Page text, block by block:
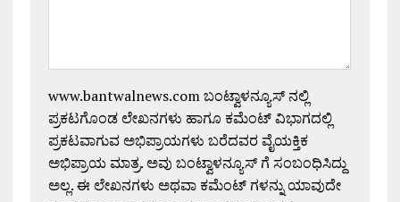
www.bantwalnews.com ಬಂಟ್ವಾಳನ್ಯೂಸ್ ನಲ್ಲಿ
ಪ್ರಕಟಗೊಂಡ ಲೇಖನಗಳು ಹಾಗೂ ಕಮೆಂಟ್ ವಿಭಾಗದಲ್ಲಿ
ಪ್ರಕಟವಾಗುವ ಅಭಿಪ್ರಾಯಗಳು ಬರೆದವರ ವೈಯಕ್ತಿಕ
ಅಭಿಪ್ರಾಯ ಮಾತ್ರ. ಅವು ಬಂಟ್ವಾಳನ್ಯೂಸ್ ಗೆ ಸಂಬಂಧಿಸಿದ್ದು
ಅಲ್ಲ. ಈ ಲೇಖನಗಳು ಅಥವಾ ಕಮೆಂಟ್ ಗಳನ್ನು ಯಾವುದೇ